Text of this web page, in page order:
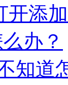
开添
办？
知道